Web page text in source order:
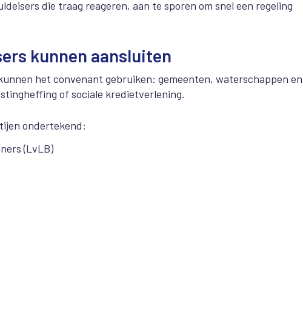
die traag reageren, aan te sporen om snel een regeling
kunnen aansluiten
het convenant gebruiken: gemeenten, waterschappen en
of sociale kredietverlening.
ondertekend:
(LvLB)